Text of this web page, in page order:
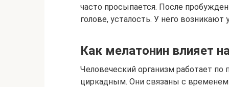
часто просыпается. После
голове, усталость. У него возникают
Как мелатонин влияет
Человеческий организм работает
циркадным. Они связаны с временем